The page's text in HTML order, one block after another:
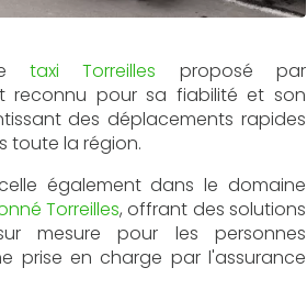
taxi Torreilles proposé par
reconnu pour sa fiabilité et son
des déplacements rapides
toute la région.
également dans le domaine
Torreilles, offrant des solutions
mesure pour les personnes
prise en charge par l'assurance